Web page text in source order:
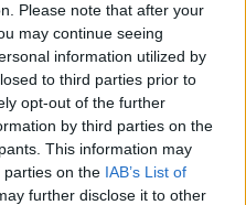
Please note that after your
may continue seeing
information utilized by
to third parties prior to
opt-out of the further
by third parties on the
This information may
parties on the IAB’s List of
further disclose it to other
városi közgyűlés már
állást foglalt a
beruházás ügyében, a
figyelem most egy friss
mögött álló cég vezetője
beszélgetésben a
kritikákra és tisztázni